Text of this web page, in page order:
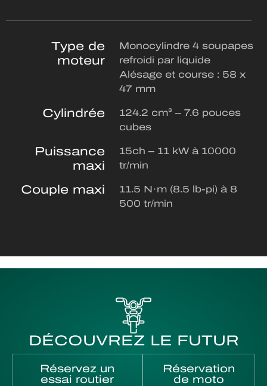
Type de
moteur
Monocylindre 4 soupapes
refroidi par liquide
Alésage et course : 58 x
47 mm
Cylindrée
124.2 cm³ – 7.6 pouces
cubes
Puissance
maxi
15ch – 11 kW à 10000
tr/min
Couple maxi
11.5 N·m (8.5 lb-pi) à 8
500 tr/min
DÉCOUVREZ LE FUTUR
Réservez un
essai routier
Réservation
de moto